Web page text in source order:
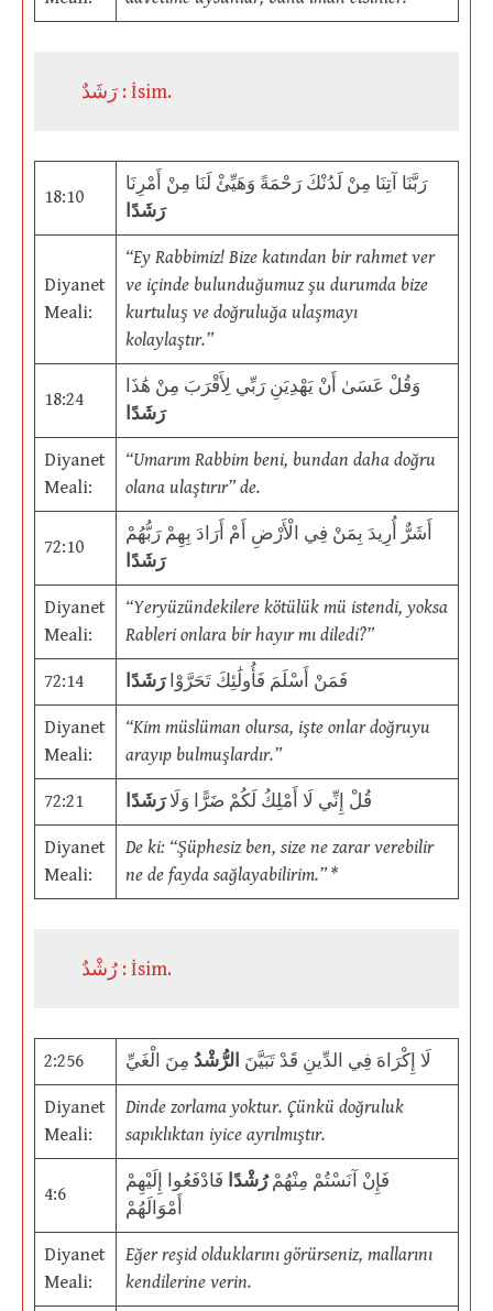
رَشَدٌ : İsim.
18:10
رَبَّنَا آتِنَا مِنْ لَدُنْكَ رَحْمَةً وَهَيِّئْ لَنَا مِنْ أَمْرِنَا
رَشَدًا
Diyanet
Meali:
“Ey Rabbimiz! Bize katından bir rahmet ver
ve içinde bulunduğumuz şu durumda bize
kurtuluş ve doğruluğa ulaşmayı
kolaylaştır.”
18:24
وَقُلْ عَسَىٰ أَنْ يَهْدِيَنِ رَبِّي لِأَقْرَبَ مِنْ هَٰذَا
رَشَدًا
Diyanet
Meali:
“Umarım Rabbim beni, bundan daha doğru
olana ulaştırır” de.
72:10
أَشَرٌّ أُرِيدَ بِمَنْ فِي الْأَرْضِ أَمْ أَرَادَ بِهِمْ رَبُّهُمْ
رَشَدًا
Diyanet
Meali:
“Yeryüzündekilere kötülük mü istendi, yoksa
Rableri onlara bir hayır mı diledi?”
72:14 فَمَنْ أَسْلَمَ فَأُولَٰئِكَ تَحَرَّوْارَشَدًا
Diyanet
Meali:
“Kim müslüman olursa, işte onlar doğruyu
arayıp bulmuşlardır.”
72:21 قُلْ إِنِّي لَا أَمْلِكُ لَكُمْ ضَرًّا وَلَارَشَدًا
Diyanet
Meali:
De ki: “Şüphesiz ben, size ne zarar verebilir
ne de fayda sağlayabilirim.” *
رُشْدٌ : İsim.
2:256 لَا إِكْرَاهَ فِي الدِّينِ قَدْ تَبَيَّنَ الرُّشْدُمِنَ الْغَيِّ
Diyanet
Meali:
Dinde zorlama yoktur. Çünkü doğruluk
sapıklıktan iyice ayrılmıştır.
4:6
فَإِنْ آنَسْتُمْ مِنْهُمْرُشْدًا فَادْفَعُوا إِلَيْهِمْ
أَمْوَالَهُمْ
Diyanet
Meali:
Eğer reşid olduklarını görürseniz, mallarını
kendilerine verin.